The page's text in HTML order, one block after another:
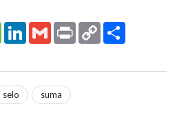
MessageLinkedInGmail Print Copy
Link
selo suma